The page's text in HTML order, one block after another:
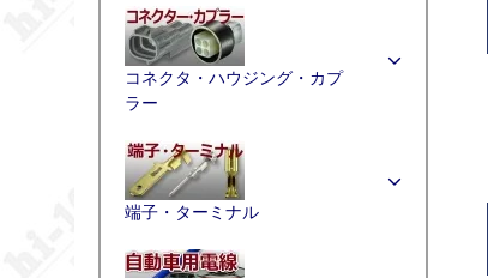
コネクタ・ハウジング・カプ
ラー
端子・ターミナル